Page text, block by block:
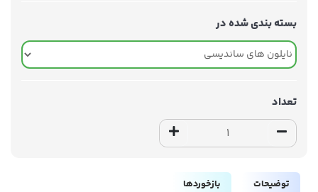
بسته بندی شده در
تعداد
توضیحات بازخوردها